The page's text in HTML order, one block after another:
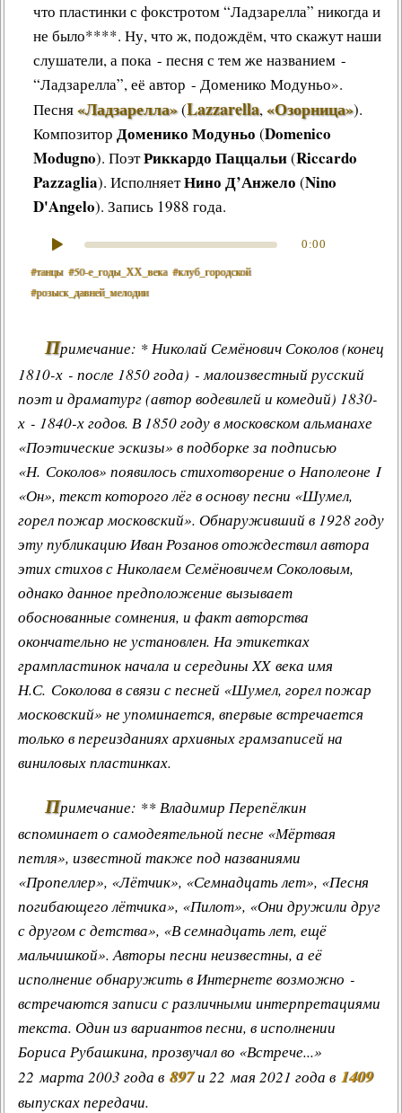
что пластинки с фокстротом “Ладзарелла” никогда и
не было****. Ну, что ж, подождём, что скажут наши
слушатели, а пока - песня с тем же названием -
“Ладзарелла”, её автор - Доменико Модуньо».
Песня«Ладзарелла»(Lazzarella,«Озорница»).
Композитор Доменико Модуньо (Domenico
Modugno). ПоэтРиккардо Паццальи(Riccardo
Pazzaglia). ИсполняетНино Д’Анжело (Nino
D'Angelo). Запись 1988 года.
0:00
#танцы #50‑е_годы_ХХ_века #клуб_городской
#розыск_давней_мелодии
Примечание: * Николай Семёнович Соколов (конец
1810-х - после 1850 года) - малоизвестный русский
поэт и драматург (автор водевилей и комедий) 1830-
х - 1840-х годов. В 1850 году в московском альманахе
«Поэтические эскизы» в подборке за подписью
«Н. Соколов» появилось стихотворение о Наполеоне I
«Он», текст которого лёг в основу песни «Шумел,
горел пожар московский». Обнаруживший в 1928 году
эту публикацию Иван Розанов отождествил автора
этих стихов с Николаем Семёновичем Соколовым,
однако данное предположение вызывает
обоснованные сомнения, и факт авторства
окончательно не установлен. На этикетках
грампластинок начала и середины XX века имя
Н.С. Соколова в связи с песней «Шумел, горел пожар
московский» не упоминается, впервые встречается
только в переизданиях архивных грамзаписей на
виниловых пластинках.
Примечание: ** Владимир Перепёлкин
вспоминает о самодеятельной песне «Мёртвая
петля», известной также под названиями
«Пропеллер», «Лётчик», «Семнадцать лет», «Песня
погибающего лётчика», «Пилот», «Они дружили друг
с другом с детства», «В семнадцать лет, ещё
мальчишкой». Авторы песни неизвестны, а её
исполнение обнаружить в Интернете возможно -
встречаются записи с различными интерпретациями
текста. Один из вариантов песни, в исполнении
Бориса Рубашкина, прозвучал во «Встрече...»
22 марта 2003 года в 897и 22 мая 2021 года в 1409
выпусках передачи.